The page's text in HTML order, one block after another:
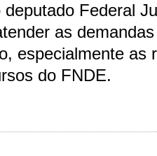
deputado Federal
as
especialmente as
do FNDE.